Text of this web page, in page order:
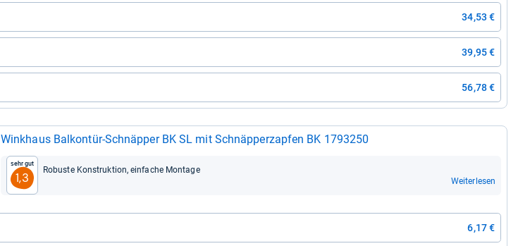
34,53 €
39,95 €
56,78 €
Wink­haus Bal­kon­tür-​Schnäp­per BK SL mit Schnäp­per­zap­fen BK 1793250
Sehr gut
1,3
Robuste Kon­struk­tion, ein­fa­che Mon­tage
Weiterlesen
6,17 €